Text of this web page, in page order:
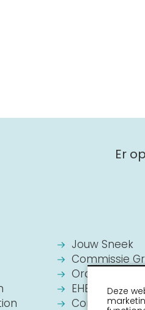
Er
Jouw Sneek
Commissie
Oranje
EHBO
Contact
Deze